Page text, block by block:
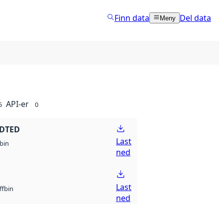
Finn data Meny Del data
API-er 0
bin
Last
ned
bin
Last
ned